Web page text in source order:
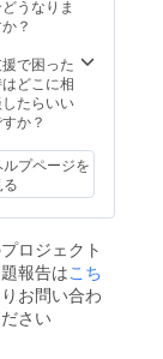
らいま
の度は
「かり
ゆし
ウェ
ブラン
ド立ち
上げ企
画
i】にご
支援頂
き有難
うござ
いまし
うなりま
？
で困った
どこに相
たらいい
か？
ルプページを
る
ロジェクト
報告はこち
お問い合わ
さい